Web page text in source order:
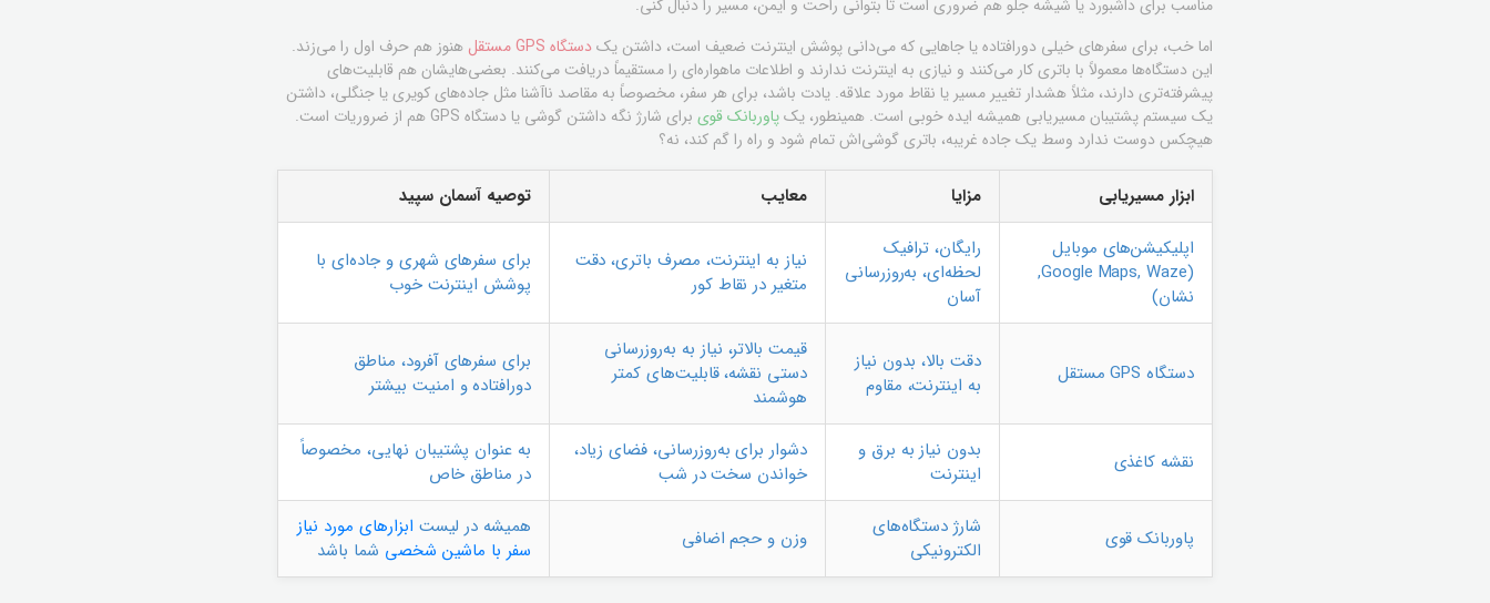
مناسب برای داشبورد یا شیشه جلو هم ضروری است تا بتوانی راحت و ایمن، مسیر را دنبال کنی.
اما خب، برای سفرهای خیلی دورافتاده یا جاهایی که می‌دانی پوشش اینترنت ضعیف است، داشتن یکدستگاه GPS مستقل
هنوز هم حرف اول را می‌زند.
این دستگاه‌ها معمولاً با باتری کار می‌کنند و نیازی به اینترنت ندارند و اطلاعات ماهواره‌ای را مستقیماً دریافت می‌کنند. بعضی‌هایشان هم قابلیت‌های
پیشرفته‌تری دارند، مثلاً هشدار تغییر مسیر یا نقاط مورد علاقه. یادت باشد، برای هر سفر، مخصوصاً به مقاصد ناآشنا مثل جاده‌های کویری یا جنگلی، داشتن
یک سیستم پشتیبان مسیریابی همیشه ایده خوبی است. همینطور، یکپاوربانک قوی
برای شارژ نگه داشتن گوشی یا دستگاه GPS هم از ضروریات است.
هیچکس دوست ندارد وسط یک جاده غریبه، باتری گوشی‌اش تمام شود و راه را گم کند، نه؟
ابزار مسیریابی مزایا معایب
توصیه آسمان سپید
اپلیکیشن‌های موبایل
(Google Maps, Waze,
نشان)
رایگان، ترافیک
لحظه‌ای، به‌روزرسانی
آسان
نیاز به اینترنت، مصرف باتری، دقت
متغیر در نقاط کور
برای سفرهای شهری و جاده‌ای با
پوشش اینترنت خوب
دستگاه GPS مستقل
دقت بالا، بدون نیاز
به اینترنت، مقاوم
قیمت بالاتر، نیاز به به‌روزرسانی
دستی نقشه، قابلیت‌های کمتر
هوشمند
برای سفرهای آفرود، مناطق
دورافتاده و امنیت بیشتر
نقشه کاغذی
بدون نیاز به برق و
اینترنت
دشوار برای به‌روزرسانی، فضای زیاد،
خواندن سخت در شب
به عنوان پشتیبان نهایی، مخصوصاً
در مناطق خاص
پاوربانک قوی
شارژ دستگاه‌های
الکترونیکی
وزن و حجم اضافی همیشه در لیست ابزارهای مورد نیاز
سفر با ماشین شخصی شما باشد